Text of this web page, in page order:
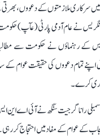
سرکاری ملازمتوں کے دعووں، بھرتی
نے عام آدمی پارٹی (عآپ) حکومت کو
کے رہنماؤں نے حکومت سے
اپنے تمام دعووں کی حقیقت عوام
کرے۔
رانا گرجیت سنگھ نے آئی اے
کے عوام کے مفاد میں احتجاج کر